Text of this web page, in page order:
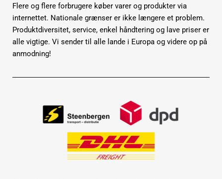
Flere og flere forbrugere køber varer og produkter via
internettet. Nationale grænser er ikke længere et problem.
Produktdiversitet, service, enkel håndtering og lave priser er
alle vigtige. Vi sender til alle lande i Europa og videre op på
anmodning!